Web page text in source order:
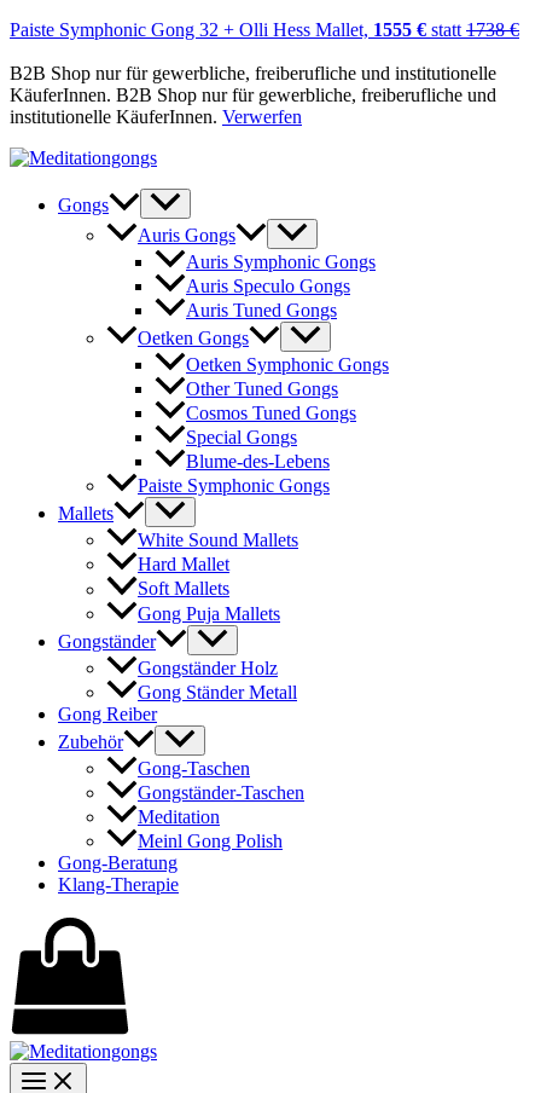
Paiste Symphonic Gong 32 + Olli Hess Mallet, 1555 € statt 1738 €
B2B Shop nur für gewerbliche, freiberufliche und institutionelle
KäuferInnen. B2B Shop nur für gewerbliche, freiberufliche und
institutionelle KäuferInnen. Verwerfen
Zum
springenGongs
Auris Gongs
Auris Symphonic Gongs
Auris Speculo Gongs
Auris Tuned Gongs
Oetken Gongs
Oetken Symphonic Gongs
Other Tuned Gongs
Cosmos Tuned Gongs
Special Gongs
Blume-des-Lebens
Paiste Symphonic Gongs
Mallets
White Sound Mallets
Hard Mallet
Soft Mallets
Gong Puja Mallets
Gongständer
Gongständer Holz
Gong Ständer Metall
Gong Reiber
Zubehör
Gong-Taschen
Gongständer-Taschen
Meditation
Meinl Gong Polish
Gong-Beratung
Klang-Therapie